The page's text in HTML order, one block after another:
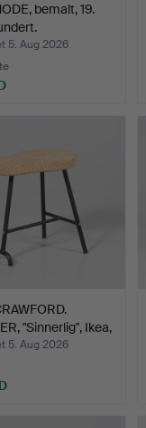
bemalt, 19.
5. Aug 2026
"Sinnerlig", Ikea,
5. Aug 2026